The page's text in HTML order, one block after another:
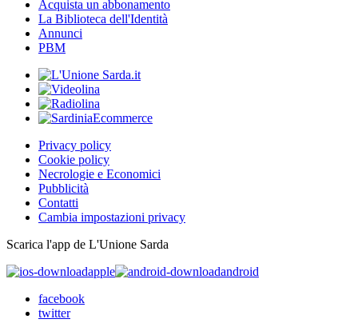
Acquista un abbonamento
La Biblioteca dell'Identità
Annunci
PBM
Privacy policy
Cookie policy
Necrologie e Economici
Pubblicità
Contatti
Cambia impostazioni privacy
Scarica l'app de L'Unione Sarda
apple
android
facebook
twitter